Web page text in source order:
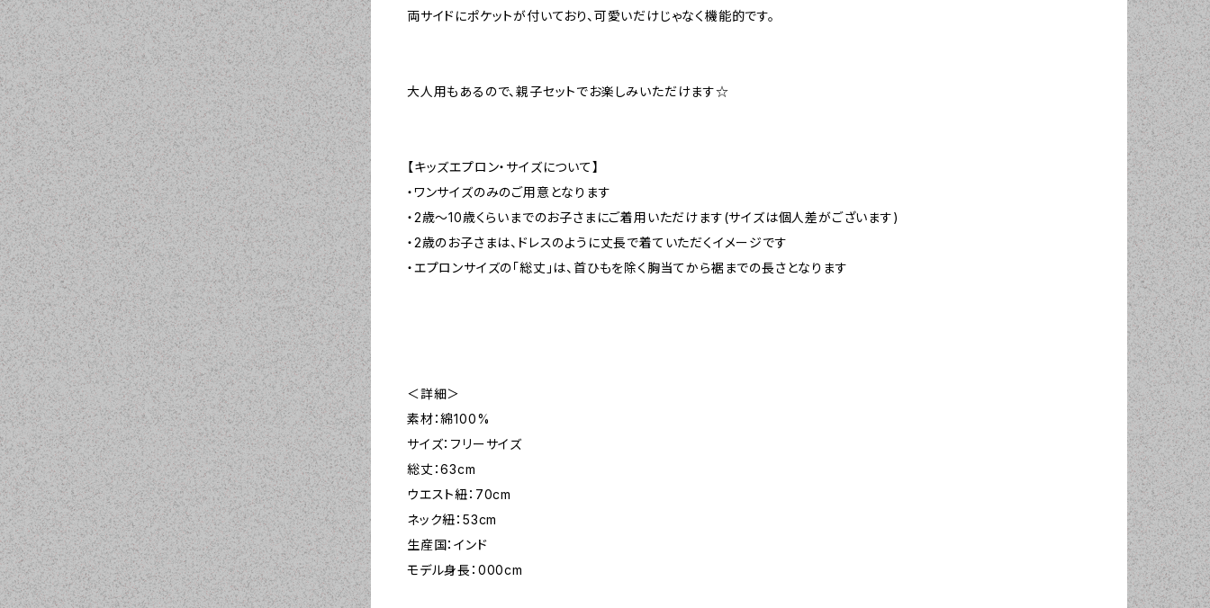
両サイドにポケットが付いており、可愛いだけじゃなく機能的です。
大人用もあるので、親子セットでお楽しみいただけます☆
【キッズエプロン・サイズについて】
・ワンサイズのみのご用意となります
・2歳～10歳くらいまでのお子さまにご着用いただけます(サイズは個人差がございます)
・2歳のお子さまは、ドレスのように丈長で着ていただくイメージです
・エプロンサイズの「総丈」は、首ひもを除く胸当てから裾までの長さとなります
＜詳細＞
素材：綿100%
サイズ：フリーサイズ
総丈：63cm
ウエスト紐：70cm
ネック紐：53cm
生産国：インド
モデル身長：000cm